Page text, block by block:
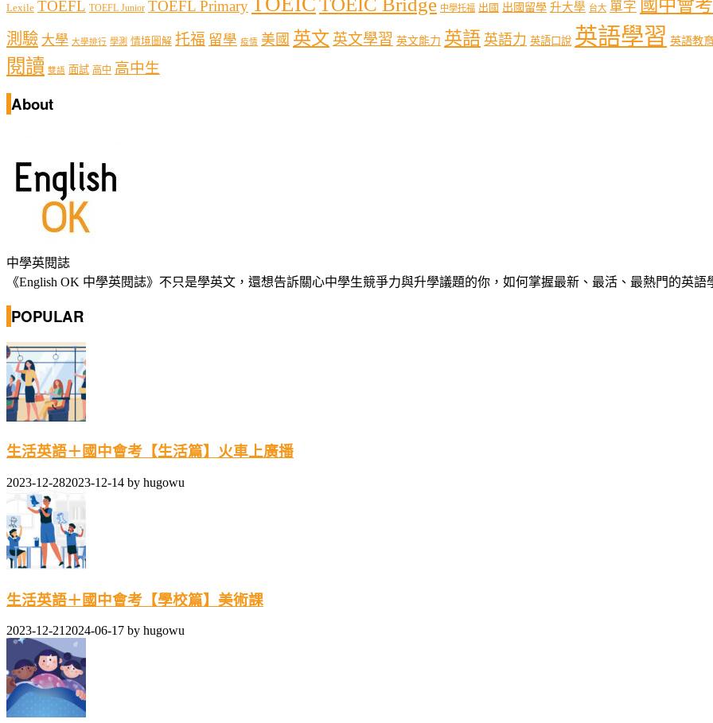
Lexile TOEFL TOEFL Junior TOEFL Primary 中學托福 出國 出國留學 升大學 台大 單字 國中會考
測驗 大學 大學排行 學測 情境圖解 托福 留學 疫情 美國 英文 英文學習 英文能力 英語 英語力 英語口說 英語學習 英語教
閱讀 雙語 面試 高中 高中生
About
中學英閱誌
《English OK 中學英閱誌》不只是學英文，還想告訴關心中學生競爭力與升學議題的你，如何掌握最新、最活、最熱門的英語
POPULAR
生活英語＋國中會考【生活篇】火車上廣播
2023-12-282023-12-14 by hugowu
生活英語＋國中會考【學校篇】美術課
2023-12-212024-06-17 by hugowu